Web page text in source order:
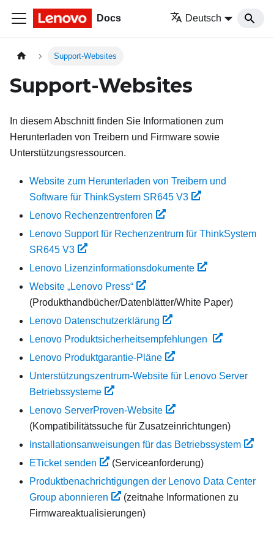
Docs Deutsch
Support-Websites
Support-Websites
In diesem Abschnitt finden Sie Informationen zum
Herunterladen von Treibern und Firmware sowie
Unterstützungsressourcen.
Website zum Herunterladen von Treibern und
Software für ThinkSystem SR645 V3
Lenovo Rechenzentrenforen
Lenovo Support für Rechenzentrum für ThinkSystem
SR645 V3
Lenovo Lizenzinformationsdokumente
Website „Lenovo Press“
(Produkthandbücher/Datenblätter/White Paper)
Lenovo Datenschutzerklärung
Lenovo Produktsicherheitsempfehlungen
Lenovo Produktgarantie-Pläne
Unterstützungszentrum-Website für Lenovo Server
Betriebssysteme
Lenovo ServerProven-Website
(Kompatibilitätssuche für Zusatzeinrichtungen)
Installationsanweisungen für das Betriebssystem
ETicket senden
(Serviceanforderung)
Produktbenachrichtigungen der Lenovo Data Center
Group abonnieren
(zeitnahe Informationen zu
Firmwareaktualisierungen)